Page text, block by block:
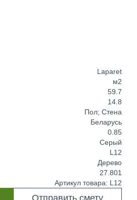
Laparet
м2
59.7
14.8
Пол; Стена
Беларусь
0.85
Серый
L12
Дерево
27.801
Артикул товара: L12
Отправить смету